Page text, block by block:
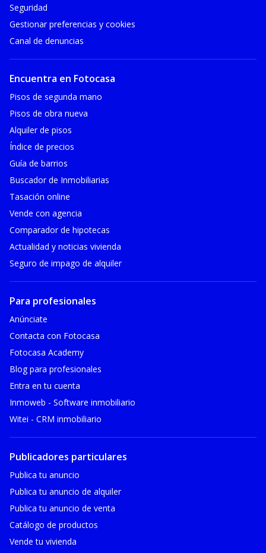
Seguridad
Gestionar preferencias y cookies
Canal de denuncias
Encuentra en Fotocasa
Pisos de segunda mano
Pisos de obra nueva
Alquiler de pisos
Índice de precios
Guía de barrios
Buscador de Inmobiliarias
Tasación online
Vende con agencia
Comparador de hipotecas
Actualidad y noticias vivienda
Seguro de impago de alquiler
Para profesionales
Anúnciate
Contacta con Fotocasa
Fotocasa Academy
Blog para profesionales
Entra en tu cuenta
Inmoweb - Software inmobiliario
Witei - CRM inmobiliario
Publicadores particulares
Publica tu anuncio
Publica tu anuncio de alquiler
Publica tu anuncio de venta
Catálogo de productos
Vende tu vivienda